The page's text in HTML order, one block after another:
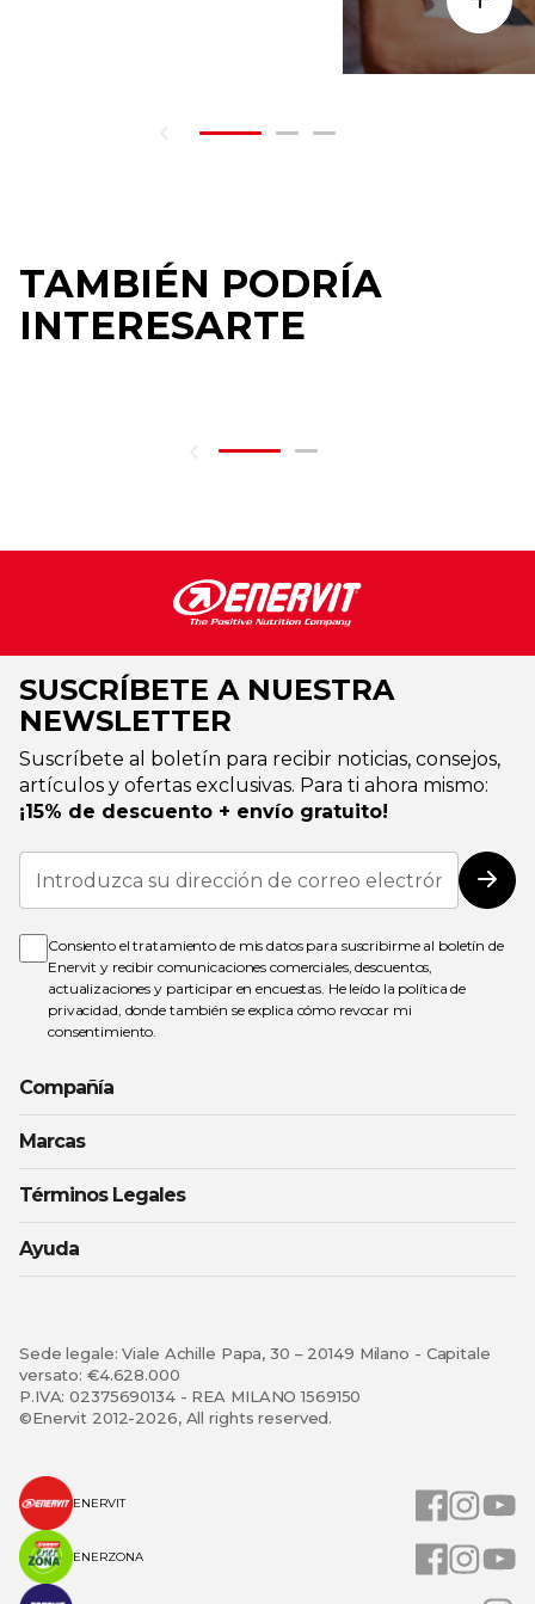
TAMBIÉN PODRÍA
INTERESARTE
SUSCRÍBETE A NUESTRA
NEWSLETTER
Suscríbete al boletín para recibir noticias, consejos,
artículos y ofertas exclusivas. Para ti ahora mismo:
¡15% de descuento + envío gratuito!
Inscríbase
nuestro
de
noticias:
Consiento el tratamiento de mis datos para suscribirme al boletín de
Enervit y recibir comunicaciones comerciales, descuentos,
actualizaciones y participar en encuestas. He leído la política de
privacidad, donde también se explica cómo revocar mi
consentimiento.
Compañía
Marcas
Términos Legales
Ayuda
Sede legale: Viale Achille Papa, 30 – 20149 Milano - Capitale
versato: €4.628.000
P.IVA: 02375690134 - REA MILANO 1569150
©Enervit 2012-2026, All rights reserved.
ENERVIT
ENERZONA